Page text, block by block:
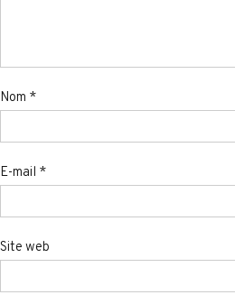
Nom *
E-mail *
Site web